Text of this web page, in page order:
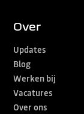
Over
Updates
Blog
Werken bij
Vacatures
Over ons